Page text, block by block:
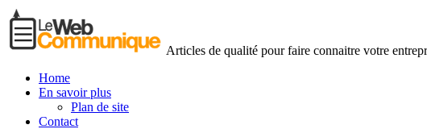
Articles de qualité pour faire connaitre votre
Home
En savoir plus
Plan de site
Contact